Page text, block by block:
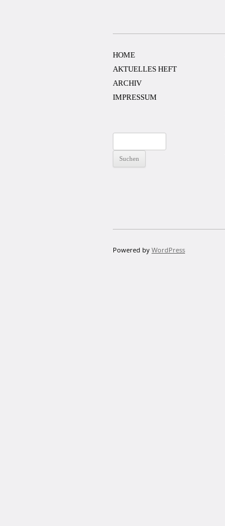
HOME
AKTUELLES HEFT
ARCHIV
IMPRESSUM
nach:
Powered by WordPress